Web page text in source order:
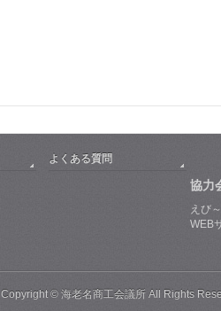
よくある質問
協力
えび
WEB
Copyright © 海老名商工会議所 All Rights